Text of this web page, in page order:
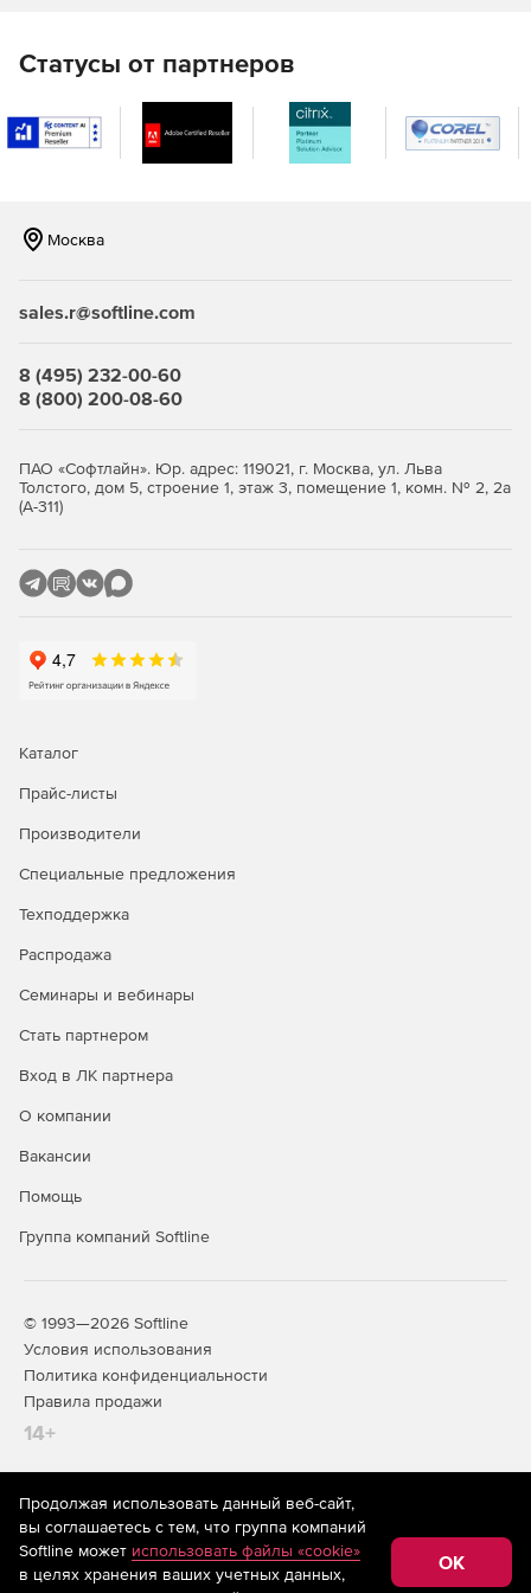
от их роли. Более того, комплексный механизм аудита
PAM360 помогает отслеживать, кто и когда получил
доступ, тем самым обеспечивая подотчетность в
многопользовательской среде.
Управление привилегированными аккаунтами.
Удаленное управление сессиями.
Статусы от партнеров
Москва
sales.r@softline.com
8 (495) 232-00-60
8 (800) 200-08-60
ПАО «Софтлайн». Юр. адрес: 119021, г. Москва, ул. Льва
Толстого, дом 5, строение 1, этаж 3, помещение 1, комн. № 2, 2а
(А-311)
Каталог
Прайс-листы
Производители
Специальные предложения
Техподдержка
Распродажа
Семинары и вебинары
Стать партнером
Вход в ЛК партнера
О компании
Вакансии
Помощь
Группа компаний Softline
© 1993—2026 Softline
Условия использования
Политика конфиденциальности
Правила продажи
14+
На информационном ресурсе store.softline.ru применяются
рекомендательные технологии(информационные технологии
предоставления информации на основе сбора,
систематизации и анализа сведений, относящихся к
Продолжая использовать данный веб-сайт,
вы соглашаетесь с тем, что группа компаний
Softline может использовать файлы «cookie»
в целях хранения ваших учетных данных,
OK